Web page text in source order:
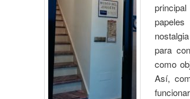
para
como
Así,